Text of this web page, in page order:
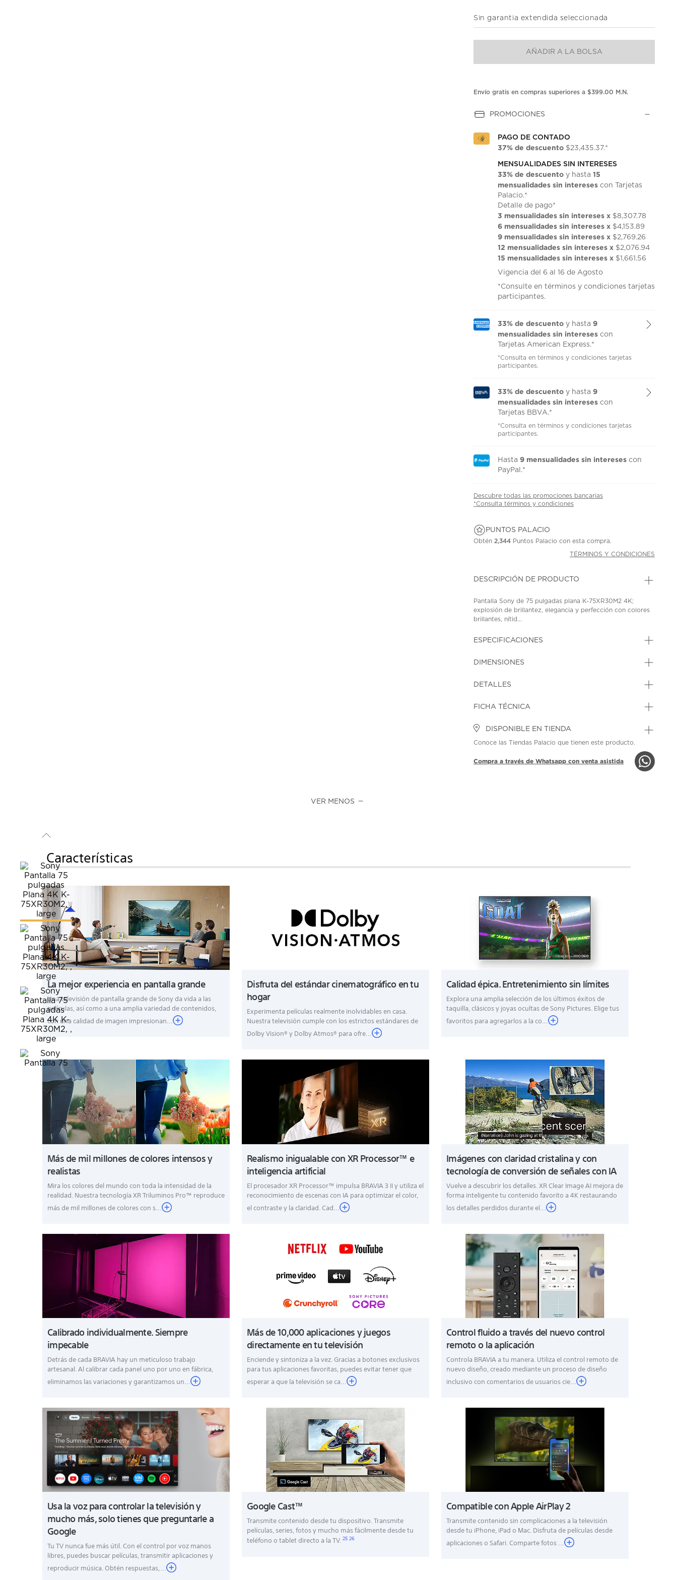
Enlace
misma
página.
Sin garantia extendida seleccionada
AÑADIR A LA BOLSA
Envío gratis en compras superiores a $399.00 M.N.
PROMOCIONES
PAGO DE CONTADO
37% de descuento $23,435.37.*
MENSUALIDADES SIN INTERESES
33% de descuento y hasta15
mensualidades sin intereses con Tarjetas
Palacio.*
Detalle de pago*
3 mensualidades sin intereses x $8,307.78
6 mensualidades sin intereses x $4,153.89
9 mensualidades sin intereses x $2,769.26
12 mensualidades sin intereses x $2,076.94
15 mensualidades sin intereses x $1,661.56
Vigencia del 6 al 16 de Agosto
*Consulte en términos y condiciones tarjetas
participantes.
33% de descuento y hasta9
mensualidades sin intereses con
Tarjetas American Express.*
*Consulta en términos y condiciones tarjetas
participantes.
33% de descuento y hasta9
mensualidades sin intereses con
Tarjetas BBVA.*
*Consulta en términos y condiciones tarjetas
participantes.
Hasta9 mensualidades sin intereses con
PayPal.*
Descubre todas las promociones bancarias
*Consulta términos y condiciones
PUNTOS PALACIO
Obtén 2,344 Puntos Palacio con esta compra.
TÉRMINOS Y CONDICIONES
DESCRIPCIÓN DE PRODUCTO
Pantalla Sony de 75 pulgadas plana K-75XR30M2 4K;
explosión de brillantez, elegancia y perfección con colores
brillantes, nítid...
ESPECIFICACIONES
DIMENSIONES
DETALLES
FICHA TÉCNICA
DISPONIBLE EN TIENDA
Conoce las Tiendas Palacio que tienen este producto.
Compra a través de Whatsapp con venta asistida
VER MENOS
Características
La mejor experiencia en pantalla grande
Una televisión de pantalla grande de Sony da vida a las
películas, así como a una amplia variedad de contenidos,
con una calidad de imagen impresionan...
Disfruta del estándar cinematográfico en tu
hogar
Experimenta películas realmente inolvidables en casa.
Nuestra televisión cumple con los estrictos estándares de
Dolby Vision® y Dolby Atmos® para ofre...
Calidad épica. Entretenimiento sin límites
Explora una amplia selección de los últimos éxitos de
taquilla, clásicos y joyas ocultas de Sony Pictures. Elige tus
favoritos para agregarlos a la co...
Más de mil millones de colores intensos y
realistas
Mira los colores del mundo con toda la intensidad de la
realidad. Nuestra tecnología XR Triluminos Pro™ reproduce
más de mil millones de colores con s...
Realismo inigualable con XR Processor™ e
inteligencia artificial
El procesador XR Processor™ impulsa BRAVIA 3 II y utiliza el
reconocimiento de escenas con IA para optimizar el color,
el contraste y la claridad. Cad...
Imágenes con claridad cristalina y con
tecnología de conversión de señales con IA
Vuelve a descubrir los detalles. XR Clear Image AI mejora de
forma inteligente tu contenido favorito a 4K restaurando
los detalles perdidos durante el...
Calibrado individualmente. Siempre
impecable
Detrás de cada BRAVIA hay un meticuloso trabajo
artesanal. Al calibrar cada panel uno por uno en fábrica,
eliminamos las variaciones y garantizamos un...
Más de 10,000 aplicaciones y juegos
directamente en tu televisión
Enciende y sintoniza a la vez. Gracias a botones exclusivos
para tus aplicaciones favoritas, puedes evitar tener que
esperar a que la televisión se ca...
Control fluido a través del nuevo control
remoto o la aplicación
Controla BRAVIA a tu manera. Utiliza el control remoto de
nuevo diseño, creado mediante un proceso de diseño
inclusivo con comentarios de usuarios cie...
Usa la voz para controlar la televisión y
mucho más, solo tienes que preguntarle a
Google
Tu TV nunca fue más útil. Con el control por voz manos
libres, puedes buscar películas, transmitir aplicaciones y
reproducir música. Obtén respuestas,...
Google Cast™
Transmite contenido desde tu dispositivo. Transmite
películas, series, fotos y mucho más fácilmente desde tu
teléfono o tablet directo a la TV.2526
Compatible con Apple AirPlay 2
Transmite contenido sin complicaciones a la televisión
desde tu iPhone, iPad o Mac. Disfruta de películas desde
aplicaciones o Safari. Comparte fotos ...